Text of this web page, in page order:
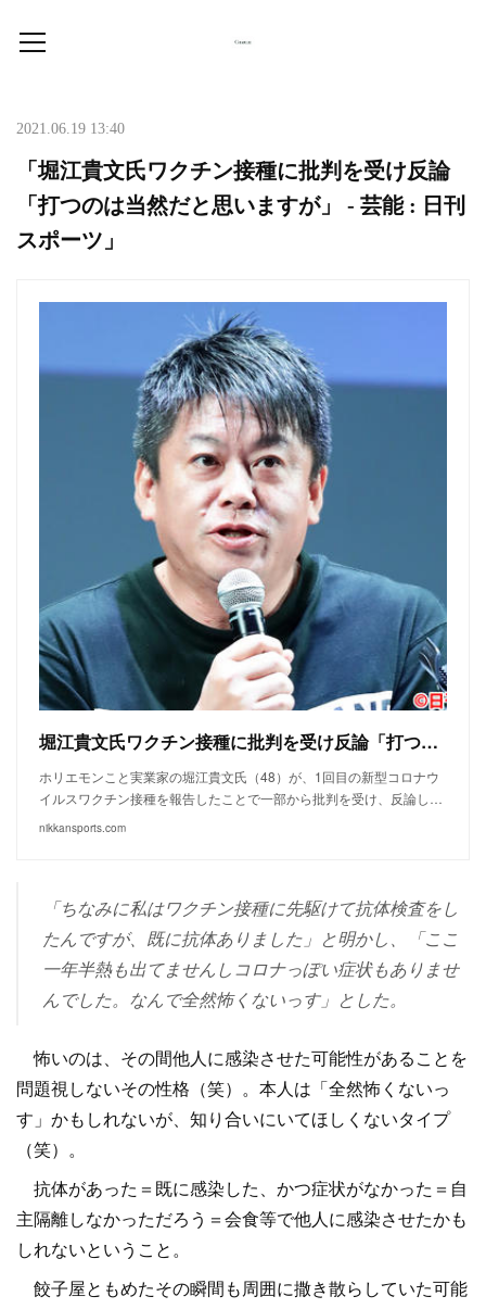
2021.06.19 13:40
「堀江貴文氏ワクチン接種に批判を受け反論
「打つのは当然だと思いますが」 - 芸能 : 日刊
スポーツ」
堀江貴文氏ワクチン接種に批判を受け反論「打つのは当然だと思いますが」 - 芸能 : 日刊スポーツ
ホリエモンこと実業家の堀江貴文氏（48）が、1回目の新型コロナウ
イルスワクチン接種を報告したことで一部から批判を受け、反論し…
nikkansports.com
「ちなみに私はワクチン接種に先駆けて抗体検査をし
たんですが、既に抗体ありました」と明かし、「ここ
一年半熱も出てませんしコロナっぽい症状もありませ
んでした。なんで全然怖くないっす」とした。
怖いのは、その間他人に感染させた可能性があることを
問題視しないその性格（笑）。本人は「全然怖くないっ
す」かもしれないが、知り合いにいてほしくないタイプ
（笑）。
抗体があった＝既に感染した、かつ症状がなかった＝自
主隔離しなかっただろう＝会食等で他人に感染させたかも
しれないということ。
餃子屋ともめたその瞬間も周囲に撒き散らしていた可能